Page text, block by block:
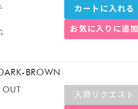
カートに入れる
お気に入りに追加
BROWN
OUT
入荷リクエスト